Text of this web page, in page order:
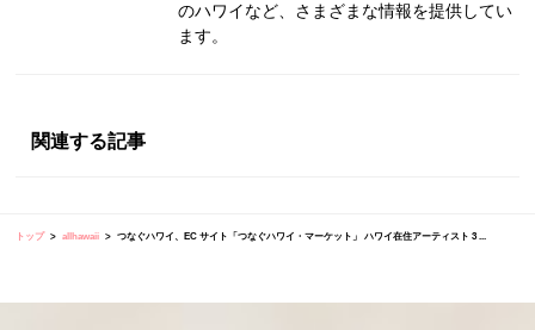
のハワイなど、さまざまな情報を提供してい
ます。
関連する記事
トップ allhawaii つなぐハワイ、EC サイト「つなぐハワイ・マーケット」 ハワイ在住アーティスト 3 ...